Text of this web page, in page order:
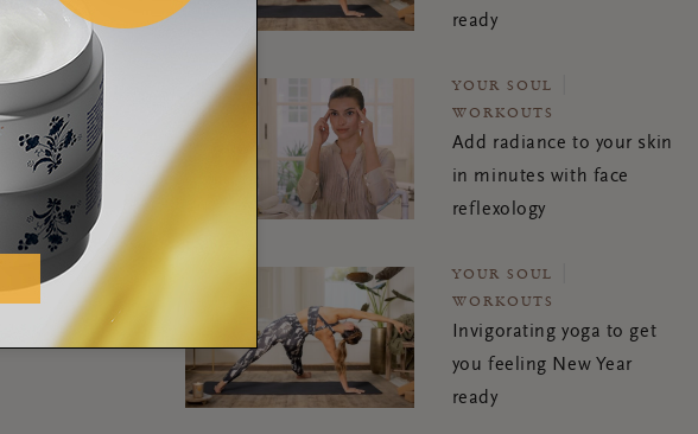
ready
YOUR SOUL
WORKOUTS
Add radiance to your skin
in minutes with face
reflexology
YOUR SOUL
WORKOUTS
Invigorating yoga to get
you feeling New Year
ready